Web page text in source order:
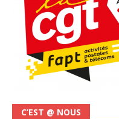
C’EST @ NOUS